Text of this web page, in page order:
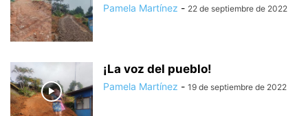
Pamela Martínez - 22 de septiembre de 2022
¡La voz del pueblo!
Pamela Martínez - 19 de septiembre de 2022